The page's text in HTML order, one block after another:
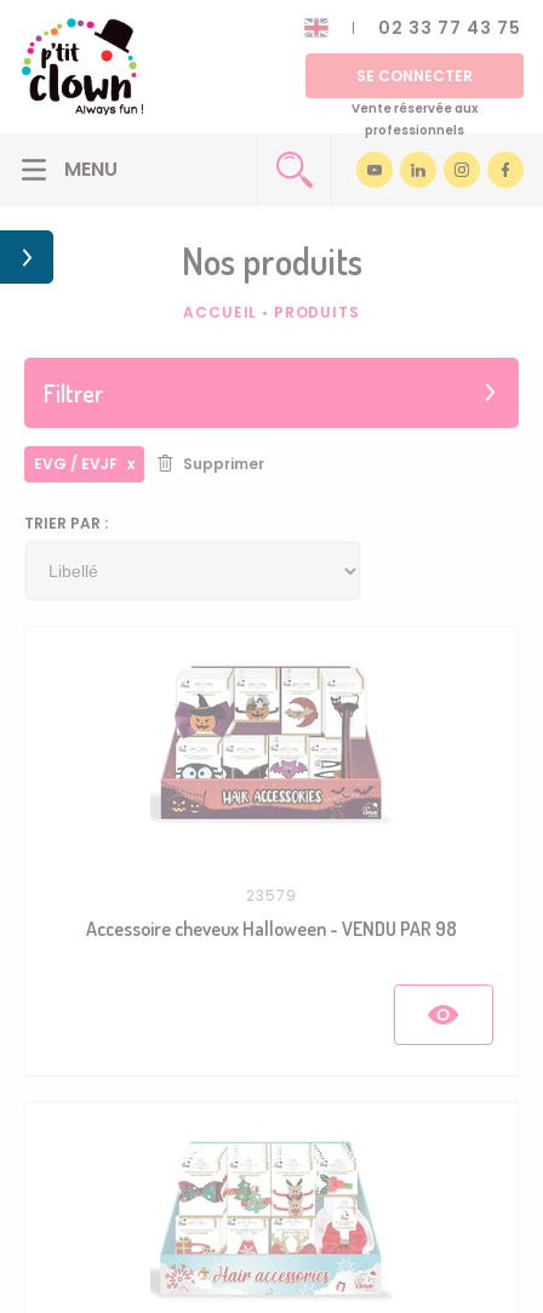
02 33 77 43 75
SE CONNECTER
Vente réservée aux
professionnels
Nos produits
ACCUEIL • PRODUITS
Filtrer
EVG / EVJF Supprimer
TRIER PAR :
23579
Accessoire cheveux Halloween - VENDU PAR 98